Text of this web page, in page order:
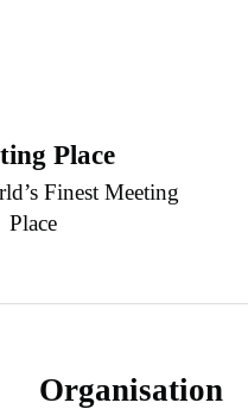
Place
Finest Meeting
Place
Organisation